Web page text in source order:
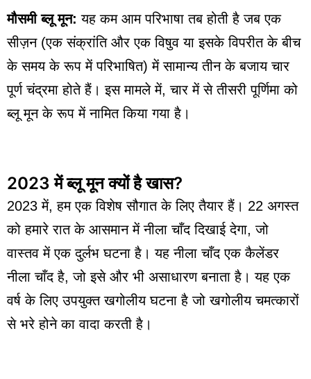
मौसमी ब्लू मून: यह कम आम परिभाषा तब होती है जब एक
सीज़न (एक संक्रांति और एक विषुव या इसके विपरीत के बीच
के समय के रूप में परिभाषित) में सामान्य तीन के बजाय चार
पूर्ण चंद्रमा होते हैं। इस मामले में, चार में से तीसरी पूर्णिमा को
ब्लू मून के रूप में नामित किया गया है।
2023 में ब्लू मून क्यों है खास?
2023 में, हम एक विशेष सौगात के लिए तैयार हैं। 22 अगस्त
को हमारे रात के आसमान में नीला चाँद दिखाई देगा, जो
वास्तव में एक दुर्लभ घटना है। यह नीला चाँद एक कैलेंडर
नीला चाँद है, जो इसे और भी असाधारण बनाता है। यह एक
वर्ष के लिए उपयुक्त खगोलीय घटना है जो खगोलीय चमत्कारों
से भरे होने का वादा करती है।